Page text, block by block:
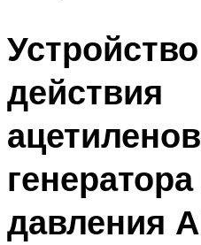
действия
давления